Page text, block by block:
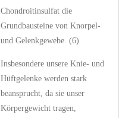
Chondroitinsulfat die
Grundbausteine von Knorpel-
und Gelenkgewebe. (6)
Insbesondere unsere Knie- und
Hüftgelenke werden stark
beansprucht, da sie unser
Körpergewicht tragen,